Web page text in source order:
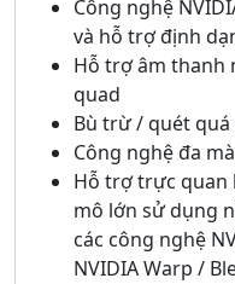
Công nghệ
và hỗ trợ định
Hỗ trợ âm thanh
quad
Bù trừ / quét
Công nghệ đa
Hỗ trợ trực quan
mô lớn sử dụng
các công nghệ
NVIDIA Warp /